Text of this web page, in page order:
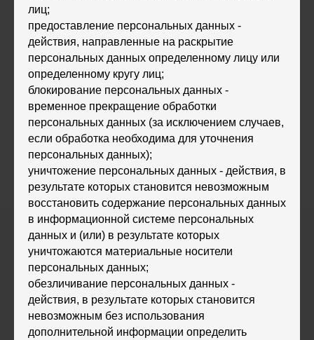
лиц;
предоставление персональных данных -
действия, направленные на раскрытие
персональных данных определенному лицу или
определенному кругу лиц;
блокирование персональных данных -
временное прекращение обработки
персональных данных (за исключением случаев,
если обработка необходима для уточнения
персональных данных);
уничтожение персональных данных - действия, в
результате которых становится невозможным
восстановить содержание персональных данных
в информационной системе персональных
данных и (или) в результате которых
уничтожаются материальные носители
персональных данных;
обезличивание персональных данных -
действия, в результате которых становится
невозможным без использования
дополнительной информации определить